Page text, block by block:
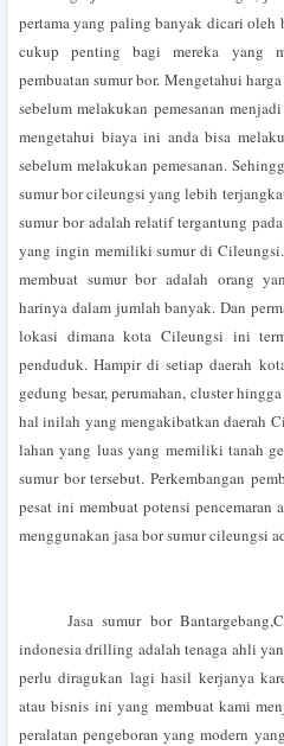
pertama yang paling banyak dicari oleh
cukup penting bagi mereka yang
pembuatan sumur bor. Mengetahui
sebelum melakukan pemesanan
mengetahui biaya ini anda bisa
sebelum melakukan pemesanan.
sumur bor cileungsi yang lebih
sumur bor adalah relatif tergantung
yang ingin memiliki sumur di
membuat sumur bor adalah orang
harinya dalam jumlah banyak. Dan
lokasi dimana kota Cileungsi ini
penduduk. Hampir di setiap daerah
gedung besar, perumahan, cluster
hal inilah yang mengakibatkan daerah
lahan yang luas yang memiliki tanah
sumur bor tersebut. Perkembangan
pesat ini membuat potensi pencemaran
menggunakan jasa bor sumur cileungsi
Jasa sumur bor
indonesia drilling adalah tenaga ahli
perlu diragukan lagi hasil kerjanya
atau bisnis ini yang membuat kami
peralatan pengeboran yang modern